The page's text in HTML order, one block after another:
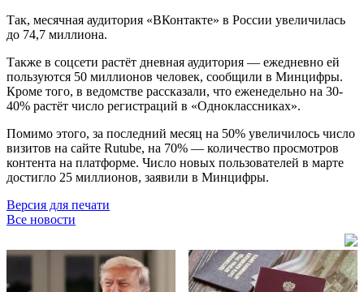
Так, месячная аудитория «ВКонтакте» в России увеличилась
до 74,7 миллиона.
Также в соцсети растёт дневная аудитория — ежедневно ей
пользуются 50 миллионов человек, сообщили в Минцифры.
Кроме того, в ведомстве рассказали, что еженедельно на 30-
40% растёт число регистраций в «Одноклассниках».
Помимо этого, за последний месяц на 50% увеличилось число
визитов на сайте Rutube, на 70% — количество просмотров
контента на платформе. Число новых пользователей в марте
достигло 25 миллионов, заявили в Минцифры.
Версия для печати
Все новости